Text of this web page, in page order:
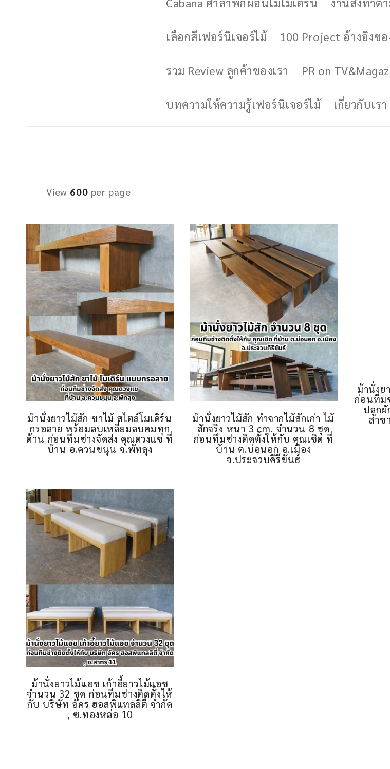
เลือกสีเฟอร์นิเจอร์ไม้ 100 Project อ้างอิงขอ
รวม Review ลูกค้าของเรา PR on
บทความให้ความรู้เฟอร์นิเจอร์ไม้ เกี่ยวกับเรา
View 600 per page
ม้านั่งยาวไม้สัก ขาไม้ สไตล์โมเดิร์น
กรอลาย พร้อมลบเหลี่ยมลบคมทุก
ด้าน ก่อนทีมช่างจัดส่ง คุณดวงแข ที่
บ้าน อ.ควนขนุน จ.พัทลุง
ม้านั่งยาวไม้สัก ทำจากไม้สักเก่า ไม้
สักจริง หนา 3 cm. จำนวน 8 ชุด
ก่อนทีมช่างติดตั้งให้กับ คุณเชิด ที่
บ้าน ต.บ่อนอก อ.เมือง
จ.ประจวบคีรีขันธ์
ม้านั่งย
ก่อนทีม
ปลูกผั
สาข
ม้านั่งยาวไม้แอช เก้าอี้ยาวไม้แอช
จำนวน 32 ชุด ก่อนทีมช่างติดตั้งให้
กับ บริษัท อัคร ฮอสพิแทลลิตี้ จำกัด
, ซ.ทองหล่อ 10